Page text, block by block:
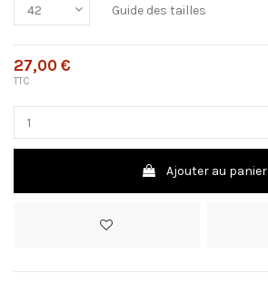
Guide des tailles
27,00 €
TTC
Ajouter au panier